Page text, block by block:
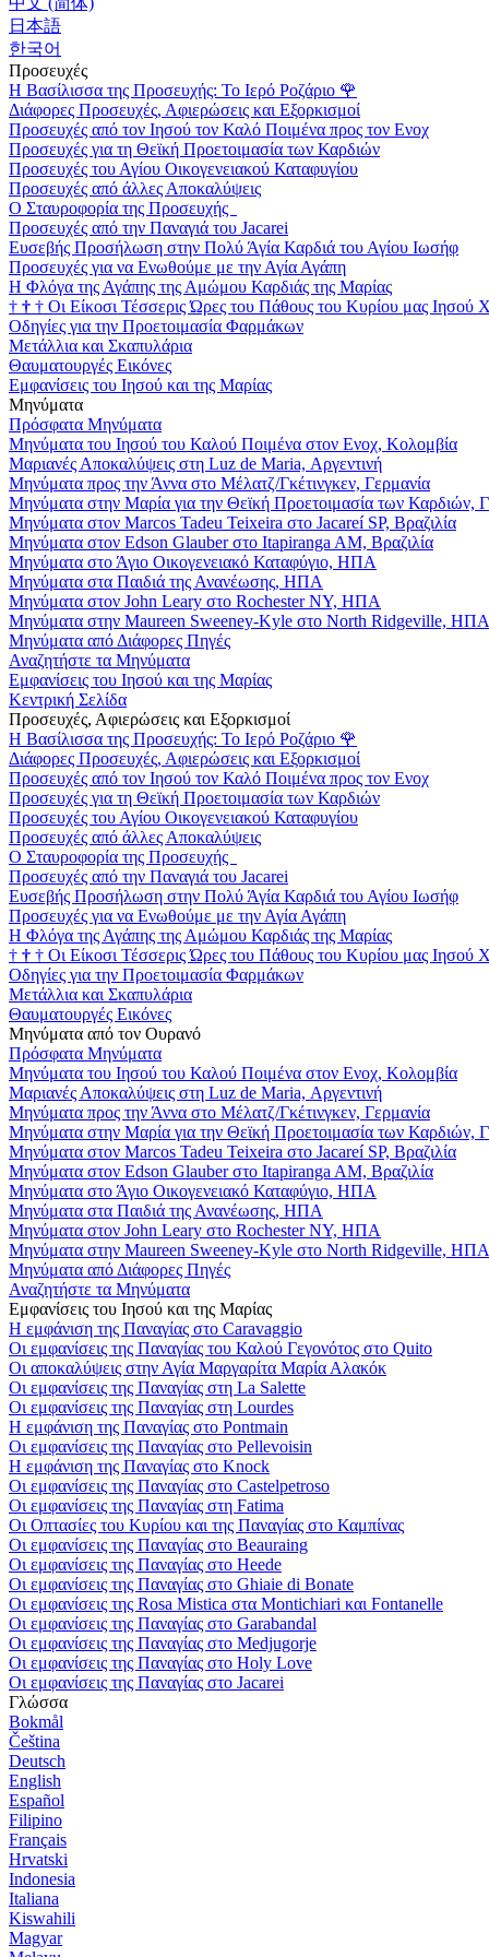
日本語
한국어
Προσευχές
Η Βασίλισσα της Προσευχής: Το Ιερό Ροζάριο 🌹
Διάφορες Προσευχές, Αφιερώσεις και Εξορκισμοί
Προσευχές από τον Ιησού τον Καλό Ποιμένα προς τον Ενοχ
Προσευχές για τη Θεϊκή Προετοιμασία των Καρδιών
Προσευχές του Αγίου Οικογενειακού Καταφυγίου
Προσευχές από άλλες Αποκαλύψεις
Ο Σταυροφορία της Προσευχής
Προσευχές από την Παναγιά του Jacarei
Ευσεβής Προσήλωση στην Πολύ Άγία Καρδιά του Αγίου Ιωσήφ
Προσευχές για να Ενωθούμε με την Αγία Αγάπη
Η Φλόγα της Αγάπης της Αμώμου Καρδιάς της Μαρίας
† † † Οι Είκοσι Τέσσερις Ώρες του Πάθους του Κυρίου μας Ιησού
Οδηγίες για την Προετοιμασία Φαρμάκων
Μετάλλια και Σκαπυλάρια
Θαυματουργές Εικόνες
Εμφανίσεις του Ιησού και της Μαρίας
Μηνύματα
Πρόσφατα Μηνύματα
Μηνύματα του Ιησού του Καλού Ποιμένα στον Ενοχ, Κολομβία
Μαριανές Αποκαλύψεις στη Luz de Maria, Αργεντινή
Μηνύματα προς την Άννα στο Μέλατζ/Γκέτινγκεν, Γερμανία
Μηνύματα στην Μαρία για την Θεϊκή Προετοιμασία των Καρδιών,
Μηνύματα στον Marcos Tadeu Teixeira στο Jacareí SP, Βραζιλία
Μηνύματα στον Edson Glauber στο Itapiranga AM, Βραζιλία
Μηνύματα στο Άγιο Οικογενειακό Καταφύγιο, ΗΠΑ
Μηνύματα στα Παιδιά της Ανανέωσης, ΗΠΑ
Μηνύματα στον John Leary στο Rochester NY, ΗΠΑ
Μηνύματα στην Maureen Sweeney-Kyle στο North Ridgeville, ΗΠΑ
Μηνύματα από Διάφορες Πηγές
Αναζητήστε τα Μηνύματα
Εμφανίσεις του Ιησού και της Μαρίας
Κεντρική Σελίδα
Προσευχές, Αφιερώσεις και Εξορκισμοί
Η Βασίλισσα της Προσευχής: Το Ιερό Ροζάριο 🌹
Διάφορες Προσευχές, Αφιερώσεις και Εξορκισμοί
Προσευχές από τον Ιησού τον Καλό Ποιμένα προς τον Ενοχ
Προσευχές για τη Θεϊκή Προετοιμασία των Καρδιών
Προσευχές του Αγίου Οικογενειακού Καταφυγίου
Προσευχές από άλλες Αποκαλύψεις
Ο Σταυροφορία της Προσευχής
Προσευχές από την Παναγιά του Jacarei
Ευσεβής Προσήλωση στην Πολύ Άγία Καρδιά του Αγίου Ιωσήφ
Προσευχές για να Ενωθούμε με την Αγία Αγάπη
Η Φλόγα της Αγάπης της Αμώμου Καρδιάς της Μαρίας
† † † Οι Είκοσι Τέσσερις Ώρες του Πάθους του Κυρίου μας Ιησού
Οδηγίες για την Προετοιμασία Φαρμάκων
Μετάλλια και Σκαπυλάρια
Θαυματουργές Εικόνες
Μηνύματα από τον Ουρανό
Πρόσφατα Μηνύματα
Μηνύματα του Ιησού του Καλού Ποιμένα στον Ενοχ, Κολομβία
Μαριανές Αποκαλύψεις στη Luz de Maria, Αργεντινή
Μηνύματα προς την Άννα στο Μέλατζ/Γκέτινγκεν, Γερμανία
Μηνύματα στην Μαρία για την Θεϊκή Προετοιμασία των Καρδιών,
Μηνύματα στον Marcos Tadeu Teixeira στο Jacareí SP, Βραζιλία
Μηνύματα στον Edson Glauber στο Itapiranga AM, Βραζιλία
Μηνύματα στο Άγιο Οικογενειακό Καταφύγιο, ΗΠΑ
Μηνύματα στα Παιδιά της Ανανέωσης, ΗΠΑ
Μηνύματα στον John Leary στο Rochester NY, ΗΠΑ
Μηνύματα στην Maureen Sweeney-Kyle στο North Ridgeville, ΗΠΑ
Μηνύματα από Διάφορες Πηγές
Αναζητήστε τα Μηνύματα
Εμφανίσεις του Ιησού και της Μαρίας
Η εμφάνιση της Παναγίας στο Caravaggio
Οι εμφανίσεις της Παναγίας του Καλού Γεγονότος στο Quito
Οι αποκαλύψεις στην Αγία Μαργαρίτα Μαρία Αλακόκ
Οι εμφανίσεις της Παναγίας στη La Salette
Οι εμφανίσεις της Παναγίας στη Lourdes
Η εμφάνιση της Παναγίας στο Pontmain
Οι εμφανίσεις της Παναγίας στο Pellevoisin
Η εμφάνιση της Παναγίας στο Knock
Οι εμφανίσεις της Παναγίας στο Castelpetroso
Οι εμφανίσεις της Παναγίας στη Fatima
Οι Οπτασίες του Κυρίου και της Παναγίας στο Καμπίνας
Οι εμφανίσεις της Παναγίας στο Beauraing
Οι εμφανίσεις της Παναγίας στο Heede
Οι εμφανίσεις της Παναγίας στο Ghiaie di Bonate
Οι εμφανίσεις της Rosa Mistica στα Montichiari και Fontanelle
Οι εμφανίσεις της Παναγίας στο Garabandal
Οι εμφανίσεις της Παναγίας στο Medjugorje
Οι εμφανίσεις της Παναγίας στο Holy Love
Οι εμφανίσεις της Παναγίας στο Jacarei
Γλώσσα
Bokmål
Čeština
Deutsch
English
Español
Filipino
Français
Hrvatski
Indonesia
Italiana
Kiswahili
Magyar